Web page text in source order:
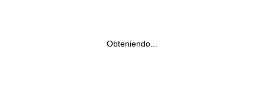
Obteniendo...